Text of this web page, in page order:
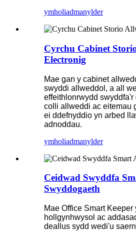
ymholiadmanylder
Cyrchu Cabinet
Electronig
Mae gan y cabinet
swyddi allweddol, a all
effeithlonrwydd swyddfa'r
colli allweddi ac eitemau
ei ddefnyddio yn arbed
adnoddau.
ymholiadmanylder
Ceidwad Swyddfa
Swyddogaeth
Mae Office Smart Keeper
hollgynhwysol ac
deallus sydd wedi'u